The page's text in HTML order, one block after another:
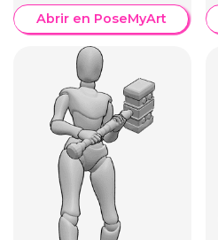
Abrir en PoseMyArt